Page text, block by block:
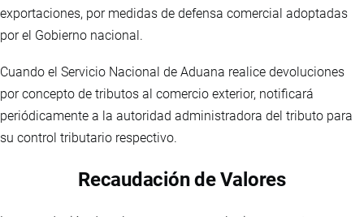
exportaciones, por medidas de defensa comercial adoptadas
por el Gobierno nacional.
Cuando el Servicio Nacional de Aduana realice devoluciones
por concepto de tributos al comercio exterior, notificará
periódicamente a la autoridad administradora del tributo para
su control tributario respectivo.
Recaudación de Valores